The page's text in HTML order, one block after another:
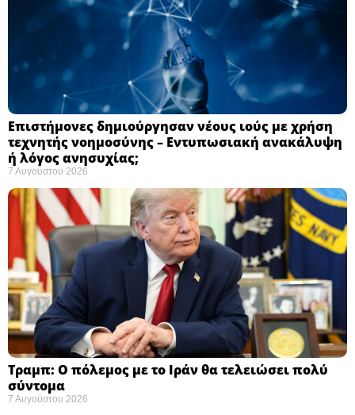
Επιστήμονες δημιούργησαν νέους ιούς με χρήση
τεχνητής νοημοσύνης – Εντυπωσιακή ανακάλυψη
ή λόγος ανησυχίας; ​
7 Αυγούστου 2026
Τραμπ: Ο πόλεμος με το Ιράν θα τελειώσει πολύ
σύντομα ​
7 Αυγούστου 2026